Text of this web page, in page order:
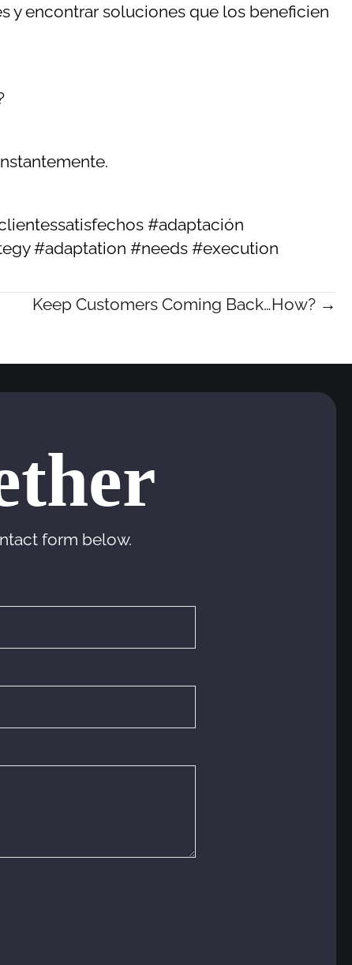
y encontrar soluciones que los beneficien
#adaptación
#adaptation #needs #execution
Keep Customers Coming Back…How? →
form below.